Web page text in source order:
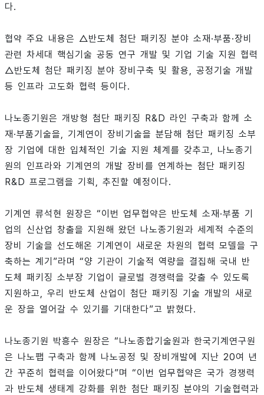
다.
협약 주요 내용은 △반도체 첨단 패키징 분야 소재·부품·장비
관련 차세대 핵심기술 공동 연구 개발 및 기업 기술 지원 협력
△반도체 첨단 패키징 분야 장비구축 및 활용, 공정기술 개발
등 인프라 고도화 협력 등이다.
나노종기원은 개방형 첨단 패키징 R&D 라인 구축과 함께 소
재·부품기술을, 기계연이 장비기술을 분담해 첨단 패키징 소부
장 기업에 대한 입체적인 기술 지원 체계를 갖추고, 나노종기
원의 인프라와 기계연의 개발 장비를 연계하는 첨단 패키징
R&D 프로그램을 기획, 추진할 예정이다.
기계연 류석현 원장은 “이번 업무협약은 반도체 소재·부품 기
업의 신산업 창출을 지원해 왔던 나노종기원과 세계적 수준의
장비 기술을 선도해온 기계연이 새로운 차원의 협력 모델을 구
축하는 계기”라며 “양 기관이 기술적 역량을 결집해 국내 반
도체 패키징 소부장 기업이 글로벌 경쟁력을 갖출 수 있도록
지원하고, 우리 반도체 산업이 첨단 패키징 기술 개발의 새로
운 장을 열어갈 수 있기를 기대한다”고 밝혔다.
나노종기원 박흥수 원장은 “나노종합기술원과 한국기계연구원
은 나노팹 구축과 함께 나노공정 및 장비개발에 지난 20여 년
간 꾸준히 협력을 이어왔다”며 “이번 업무협약은 국가 경쟁력
과 반도체 생태계 강화를 위한 첨단 패키징 분야의 기술협력과